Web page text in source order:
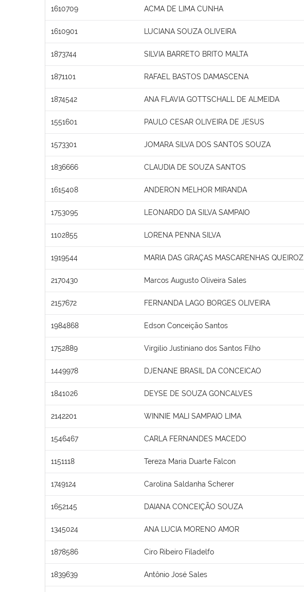
1610709 ACMA DE LIMA CUNHA
1610901 LUCIANA SOUZA OLIVEIRA
1873744 SILVIA BARRETO BRITO MALTA
1871101 RAFAEL BASTOS DAMASCENA
1874542 ANA FLAVIA GOTTSCHALL DE ALMEIDA
1551601 PAULO CESAR OLIVEIRA DE JESUS
1573301 JOMARA SILVA DOS SANTOS SOUZA
1836666 CLAUDIA DE SOUZA SANTOS
1615408 ANDERON MELHOR MIRANDA
1753095 LEONARDO DA SILVA SAMPAIO
1102855 LORENA PENNA SILVA
1919544 MARIA DAS GRAÇAS MASCARENHAS QUEIROZ
2170430 Marcos Augusto Oliveira Sales
2157672 FERNANDA LAGO BORGES OLIVEIRA
1984868 Edson Conceição Santos
1752889 Virgilio Justiniano dos Santos Filho
1449978 DJENANE BRASIL DA CONCEICAO
1841026 DEYSE DE SOUZA GONCALVES
2142201 WINNIE MALI SAMPAIO LIMA
1546467 CARLA FERNANDES MACEDO
1151118 Tereza Maria Duarte Falcon
1749124 Carolina Saldanha Scherer
1652145 DAIANA CONCEIÇÃO SOUZA
1345024 ANA LUCIA MORENO AMOR
1878586 Ciro Ribeiro Filadelfo
1839639 Antônio José Sales